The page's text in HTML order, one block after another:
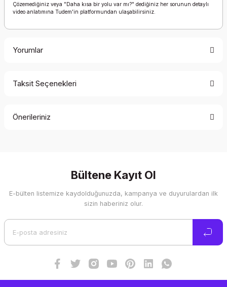
Çözemediğiniz veya "Daha kısa bir yolu var mı?" dediğiniz her sorunun detaylı
video anlatımına Tudem'in platformundan ulaşabilirsiniz.
Yorumlar
Taksit Seçenekleri
Önerileriniz
Görüş ve önerileriniz için teşekkür ederiz.
Ürün resmi kalitesiz, bozuk veya görüntülenemiyor.
Bültene Kayıt Ol
E-bülten listemize kaydolduğunuzda, kampanya ve duyurulardan ilk
sizin haberiniz olur.